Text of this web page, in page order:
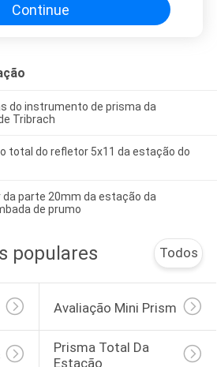
Continue
do instrumento de prisma da
Tribrach
total do refletor 5x11 da estação do
parte 20mm da estação da
de prumo
populares Todos
Avaliação Mini Prism
Prisma Total Da
Estação